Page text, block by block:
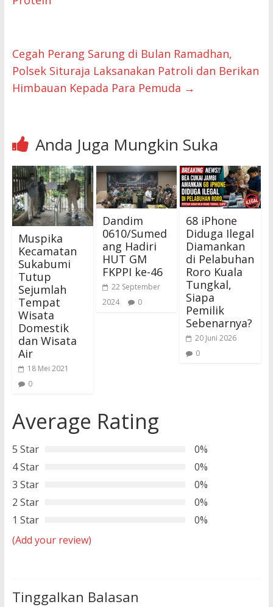
Cegah Perang Sarung di Bulan Ramadhan,
Polsek Situraja Laksanakan Patroli dan Berikan
Himbauan Kepada Para Pemuda →
Anda Juga Mungkin Suka
Muspika
Kecamatan
Sukabumi
Tutup
Sejumlah
Tempat
Wisata
Domestik
dan Wisata
Air
18 Mei 2021
0
Dandim
0610/Sumed
ang Hadiri
HUT GM
FKPPI ke-46
22 September
2024
0
68 iPhone
Diduga Ilegal
Diamankan
di Pelabuhan
Roro Kuala
Tungkal,
Siapa
Pemilik
Sebenarnya?
20 Juni 2026
0
Average Rating
5 Star
0%
4 Star
0%
3 Star
0%
2 Star
0%
1 Star
0%
(Add your review)
Tinggalkan Balasan